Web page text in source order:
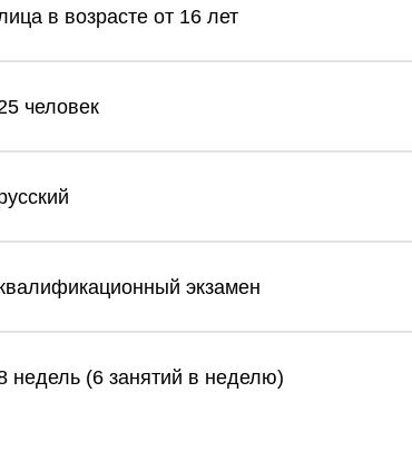
в возрасте от 16 лет
человек
экзамен
недель (6 занятий в неделю)